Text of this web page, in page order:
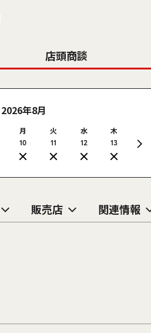
店頭商談
2026年8月
月
10
火
11
水
12
木
13 14
販売店 関連情報